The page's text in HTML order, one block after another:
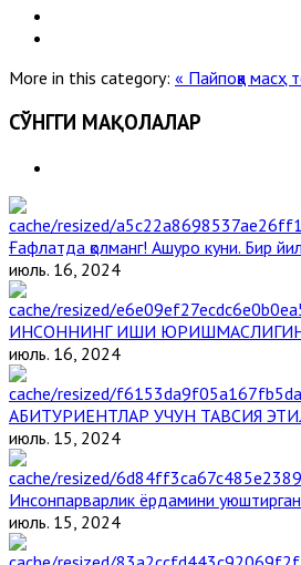
More in this category: « Пайпоққа масҳ
СЎНГГИ МАҚОЛАЛАР
Ғафлатда қолманг! Ашуро куни. Бир
июль. 16, 2024
ИНСОННИНГ ИШИ ЮРИШМАСЛИГИНИ
июль. 16, 2024
АБИТУРИЕНТЛАР УЧУН ТАВСИЯ
июль. 15, 2024
Инсонпарварлик ёрдамини
июль. 15, 2024